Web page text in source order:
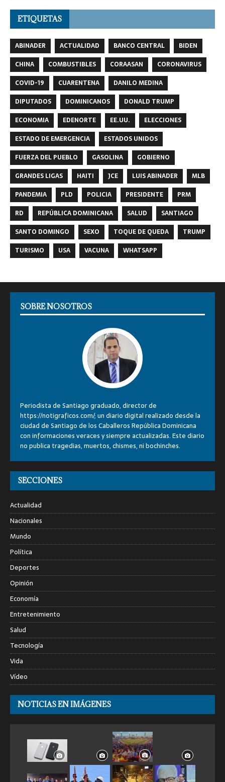
ETIQUETAS
ABINADER ACTUALIDAD BANCO CENTRAL
BIDEN
CHINA
COMBUSTIBLES CORAASAN
CORONAVIRUS
COVID-19
CUARENTENA
DANILO MEDINA
DIPUTADOS
DOMINICANOS
DONALD TRUMP
ECONOMIA
EDENORTE EE.UU.
ELECCIONES
ESTADO DE EMERGENCIA
ESTADOS UNIDOS
FUERZA DEL PUEBLO
GASOLINA
GOBIERNO
GRANDES LIGAS
HAITI JCE LUIS ABINADER
MLB
PANDEMIA
PLD POLICIA PRESIDENTE
PRM
RD
REPÚBLICA DOMINICANA SALUD
SANTIAGO
SANTO DOMINGO
SEXO TOQUE DE QUEDA
TRUMP
TURISMO
USA VACUNA WHATSAPP
SOBRE NOSOTROS
Periodista de Santiago graduado, director de
https://notigraficos.com/; un diario digital realizado desde la
ciudad de Santiago de los Caballeros República Dominicana
con informaciones veraces y siempre actualizadas. Este diario
no publica tragedias, muertos, chismes, ni bochinches.
SECCIONES
Actualidad
Nacionales
Mundo
Política
Deportes
Opinión
Economía
Entretenimiento
Salud
Tecnología
Vida
Vídeo
NOTICIAS EN IMÁGENES